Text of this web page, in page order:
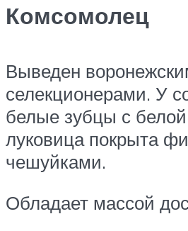
Комсомолец
Выведен
селекционерами. У
белые зубцы с
луковица покрыта
чешуйками.
Обладает массой